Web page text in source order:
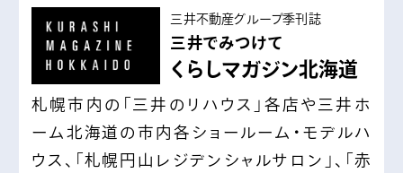
三井不動産グループ季刊誌
三井でみつけて
くらしマガジン北海道
札幌市内の「三井のリハウス」各店や三井ホ
ーム北海道の市内各ショールーム・モデルハ
ウス、「札幌円山レジデンシャルサロン」、「赤